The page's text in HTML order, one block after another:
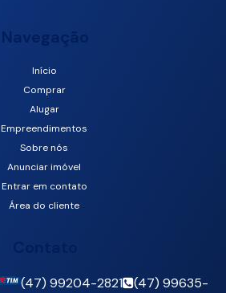
Navegação
Início
Comprar
Alugar
Empreendimentos
Sobre nós
Anunciar imóvel
Entrar em contato
Área do cliente
(47) 99204-2821
(47) 99635-